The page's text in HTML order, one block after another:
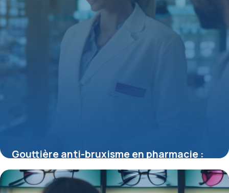
Gouttière anti-bruxisme en pharmacie :
conseils d’achat et d’utilisation
15 juin 2026